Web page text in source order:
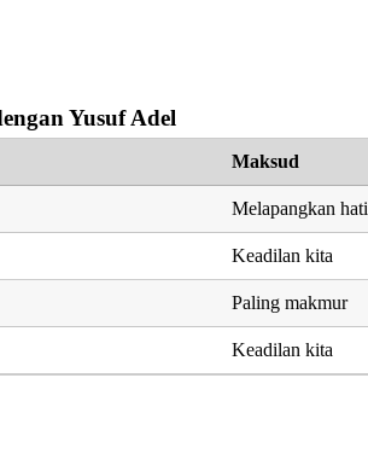
Yusuf Adel
Maksud
Melapangkan hati
Keadilan kita
Paling makmur
Keadilan kita